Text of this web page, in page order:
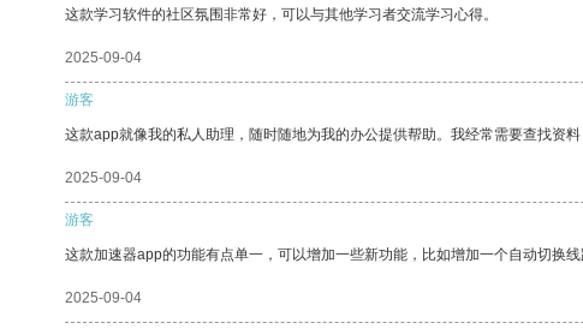
这款学习软件的社区氛围非常好，可以与其他学习者交流学习心得。
2025-09-04
游客
这款app就像我的私人助理，随时随地为我的办公提供帮助。我经常需要查找资
2025-09-04
游客
这款加速器app的功能有点单一，可以增加一些新功能，比如增加一个自动切换线
2025-09-04